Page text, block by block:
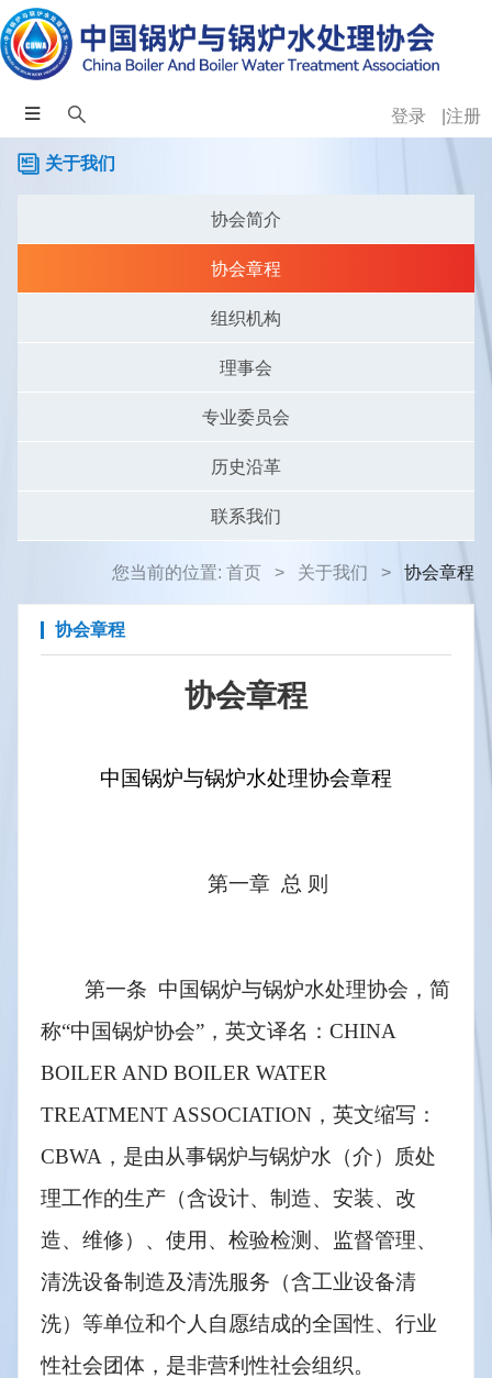
登录 注册
关于我们
协会简介
协会章程
组织机构
理事会
专业委员会
历史沿革
联系我们
您当前的位置: 首页 > 关于我们 > 协会章程
协会章程
协会章程
中国锅炉与锅炉水处理协会章程
第一章  总 则
第一条  中国锅炉与锅炉水处理协会，简
称“中国锅炉协会”，英文译名：CHINA
BOILER AND BOILER WATER
TREATMENT ASSOCIATION，英文缩写：
CBWA，是由从事锅炉与锅炉水（介）质处
理工作的生产（含设计、制造、安装、改
造、维修）、使用、检验检测、监督管理、
清洗设备制造及清洗服务（含工业设备清
洗）等单位和个人自愿结成的全国性、行业
性社会团体，是非营利性社会组织。